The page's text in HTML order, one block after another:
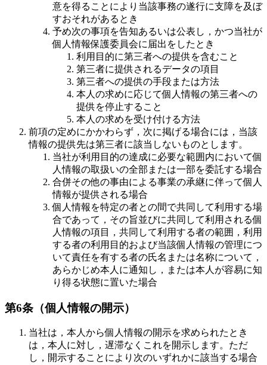
意を得ることにより当該事務の遂行に支障を及ぼ
すおそれがあるとき
予め次の事項を告知あるいは公表し，かつ当社が
個人情報保護委員会に届出をしたとき
利用目的に第三者への提供を含むこと
第三者に提供されるデータの項目
第三者への提供の手段または方法
本人の求めに応じて個人情報の第三者への
提供を停止すること
本人の求めを受け付ける方法
前項の定めにかかわらず，次に掲げる場合には，当該
情報の提供先は第三者に該当しないものとします。
当社が利用目的の達成に必要な範囲内において個
人情報の取扱いの全部または一部を委託する場合
合併その他の事由による事業の承継に伴って個人
情報が提供される場合
個人情報を特定の者との間で共同して利用する場
合であって，その旨並びに共同して利用される個
人情報の項目，共同して利用する者の範囲，利用
する者の利用目的および当該個人情報の管理につ
いて責任を有する者の氏名または名称について，
あらかじめ本人に通知し，または本人が容易に知
り得る状態に置いた場合
第6条（個人情報の開示）
当社は，本人から個人情報の開示を求められたとき
は，本人に対し，遅滞なくこれを開示します。ただ
し，開示することにより次のいずれかに該当する場合